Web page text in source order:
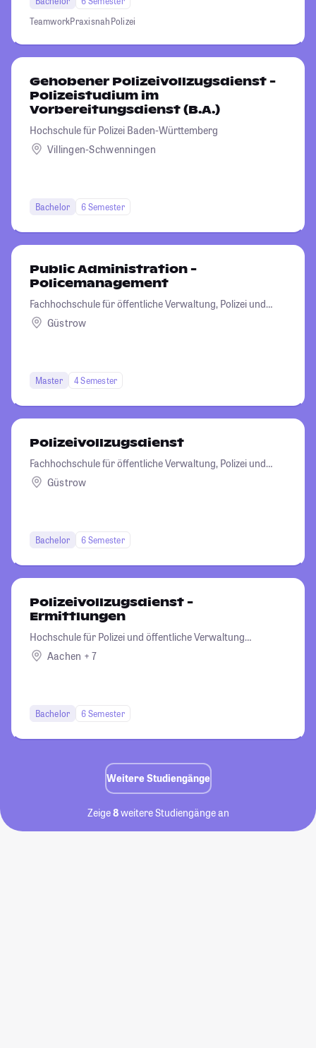
TeamworkPraxisnahPolizei
Gehobener Polizeivollzugsdienst -
Polizeistudium im
Vorbereitungsdienst (B.A.)
Hochschule für Polizei Baden-Württemberg
Villingen-Schwenningen
Bachelor 6 Semester
Public Administration -
Policemanagement
Fachhochschule für öffentliche Verwaltung, Polizei und
Rechtspflege des Landes Mecklenburg-Vorpommern
Güstrow
Master 4 Semester
Polizeivollzugsdienst
Fachhochschule für öffentliche Verwaltung, Polizei und
Rechtspflege des Landes Mecklenburg-Vorpommern
Güstrow
Bachelor 6 Semester
Polizeivollzugsdienst -
Ermittlungen
Hochschule für Polizei und öffentliche Verwaltung
Nordrhein-Westfalen
Aachen + 7
Bachelor 6 Semester
Weitere Studiengänge
Zeige8weitere Studiengänge an